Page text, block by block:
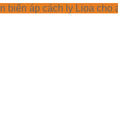
biến áp cách ly Lioa